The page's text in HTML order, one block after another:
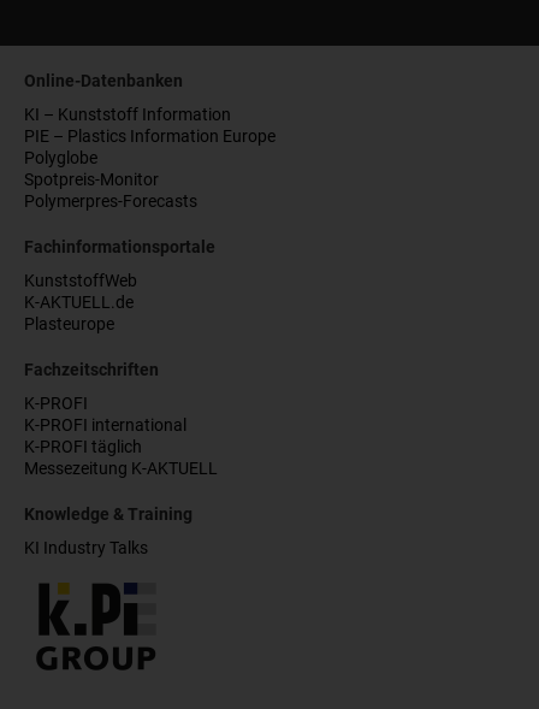
Online-Datenbanken
KI – Kunststoff Information
PIE – Plastics Information Europe
Polyglobe
Spotpreis-Monitor
Polymerpres-Forecasts
Fachinformationsportale
KunststoffWeb
K-AKTUELL.de
Plasteurope
Fachzeitschriften
K-PROFI
K-PROFI international
K-PROFI täglich
Messezeitung K-AKTUELL
Knowledge & Training
KI Industry Talks